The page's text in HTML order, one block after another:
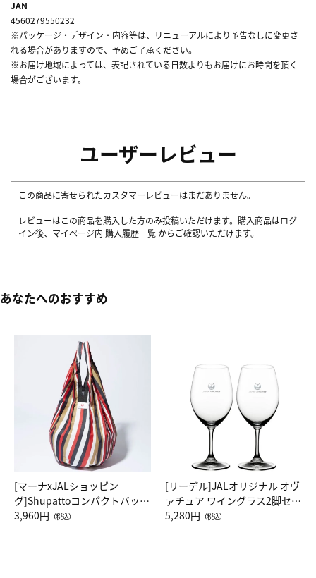
JAN
4560279550232
※パッケージ・デザイン・内容等は、リニューアルにより予告なしに変更さ
れる場合がありますので、予めご了承ください。
※お届け地域によっては、表記されている日数よりもお届けにお時間を頂く
場合がございます。
ユーザーレビュー
この商品に寄せられたカスタマーレビューはまだありません。
レビューはこの商品を購入した方のみ投稿いただけます。購入商品はログ
イン後、マイページ内 購入履歴一覧 からご確認いただけます。
あなたへのおすすめ
[マーナxJALショッピン
グ]Shupattoコンパクトバッグ
Drop JAL客室乗務員（LC）ス
3,960円 （税込）
[リーデル]JALオリジナル オヴ
ァチュア ワイングラス2脚セッ
ト（レッドワイン）
5,280円 （税込）